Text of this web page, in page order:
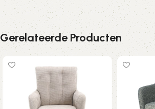
Gerelateerde Producten